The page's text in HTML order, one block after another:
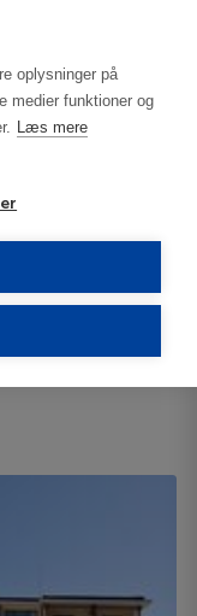
oplysninger på
medier funktioner og
Læs mere